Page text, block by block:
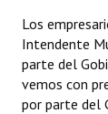
Los
Intendente
parte del
vemos con
por parte del